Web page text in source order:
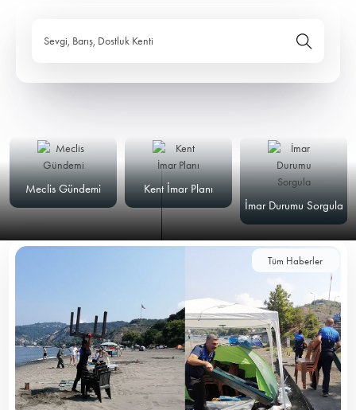
Sevgi, Barış, Dostluk Kenti
Meclis Gündemi
Kent İmar Planı
İmar Durumu Sorgula
Tüm Haberler